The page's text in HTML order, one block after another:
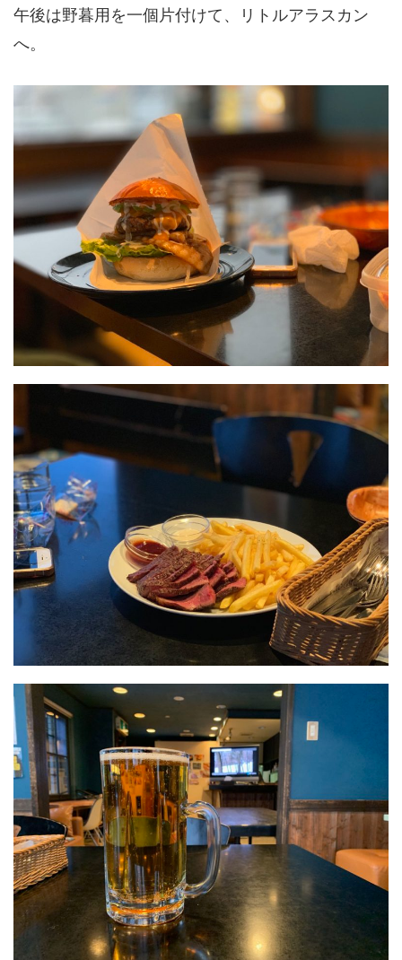
午後は野暮用を一個片付けて、リトルアラスカン
へ。